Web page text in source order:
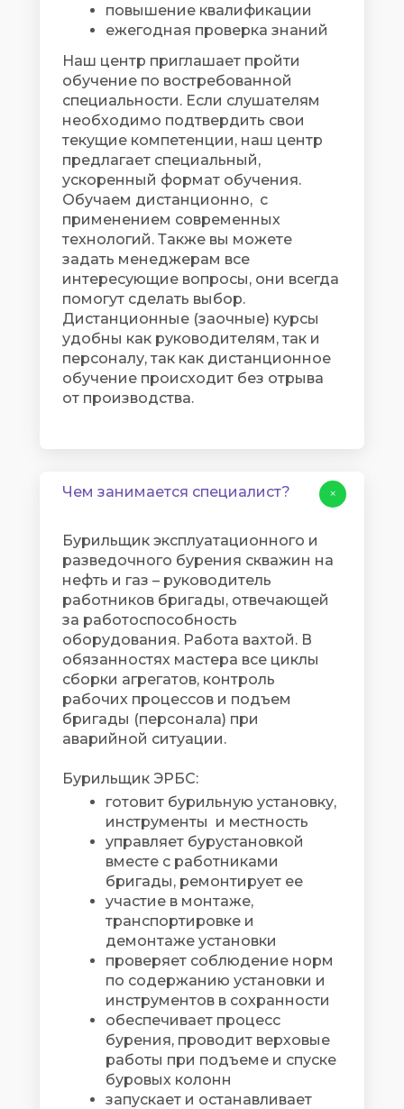
повышение квалификации
ежегодная проверка знаний
Наш центр приглашает пройти
обучение по востребованной
специальности. Если слушателям
необходимо подтвердить свои
текущие компетенции, наш центр
предлагает специальный,
ускоренный формат обучения.
Обучаем дистанционно, с
применением современных
технологий. Также вы можете
задать менеджерам все
интересующие вопросы, они всегда
помогут сделать выбор.
Дистанционные (заочные) курсы
удобны как руководителям, так и
персоналу, так как дистанционное
обучение происходит без отрыва
от производства.
Чем занимается специалист?
Бурильщик эксплуатационного и
разведочного бурения скважин на
нефть и газ – руководитель
работников бригады, отвечающей
за работоспособность
оборудования. Работа вахтой. В
обязанностях мастера все циклы
сборки агрегатов, контроль
рабочих процессов и подъем
бригады (персонала) при
аварийной ситуации.
Бурильщик ЭРБС:
готовит бурильную установку,
инструменты и местность
управляет бурустановкой
вместе с работниками
бригады, ремонтирует ее
участие в монтаже,
транспортировке и
демонтаже установки
проверяет соблюдение норм
по содержанию установки и
инструментов в сохранности
обеспечивает процесс
бурения, проводит верховые
работы при подъеме и спуске
буровых колонн
запускает и останавливает
+